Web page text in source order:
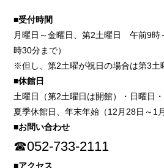
■受付時間
月曜日～金曜日、第2土曜日 午前9時
時30分まで）
※但し、第2土曜が祝日の場合は第3土
■休館日
土曜日（第2土曜日は開館）・日曜日・
夏季休館日、年末年始（12月28日～1
■お問い合わせ
☎052-733-2111
■アクセス